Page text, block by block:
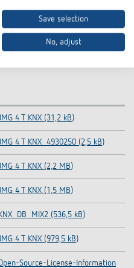
4 T KNX (31,2 kB)
4 T KNX_4930250 (2,5 kB)
4 T KNX (2,2 MB)
4 T KNX (1,5 MB)
KNX_DB_MIX2 (536,5 kB)
4 T KNX (979,5 kB)
Source-License-Information
Save selection
No, adjust